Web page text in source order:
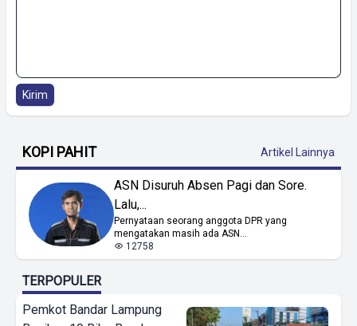
Kirim
KOPI PAHIT Artikel Lainnya
ASN Disuruh Absen Pagi dan Sore.
Lalu,...
Pernyataan seorang anggota DPR yang
mengatakan masih ada ASN...
12758
TERPOPULER
Pemkot Bandar Lampung